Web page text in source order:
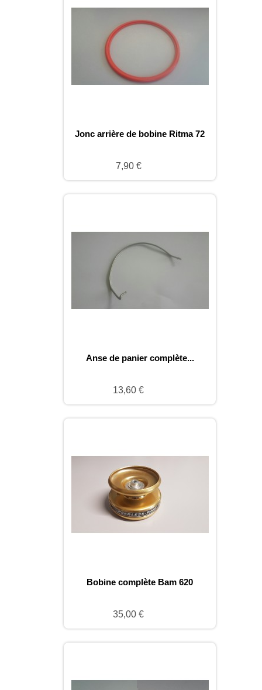
Jonc arrière de bobine Ritma 72
7,90 €
Anse de panier complète...
13,60 €
Bobine complète Bam 620
35,00 €